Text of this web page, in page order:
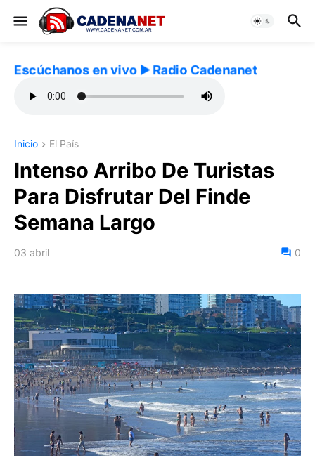
Escúchanos en vivo ▶️ Radio Cadenanet
Inicio El País
Intenso Arribo De Turistas
Para Disfrutar Del Finde
Semana Largo
03 abril 0